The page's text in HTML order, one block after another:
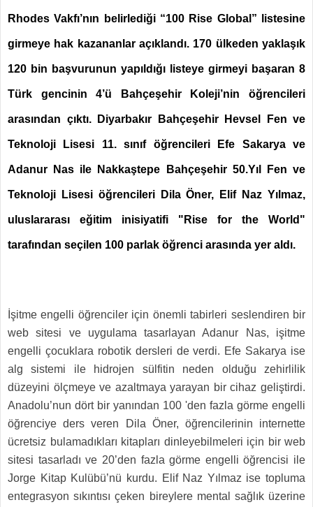
Rhodes Vakfı’nın belirlediği “100 Rise Global” listesine
girmeye hak kazananlar açıklandı. 170 ülkeden yaklaşık
120 bin başvurunun yapıldığı listeye girmeyi başaran 8
Türk gencinin 4’ü Bahçeşehir Koleji’nin öğrencileri
arasından çıktı. Diyarbakır Bahçeşehir Hevsel Fen ve
Teknoloji Lisesi 11. sınıf öğrencileri Efe Sakarya ve
Adanur Nas ile Nakkaştepe Bahçeşehir 50.Yıl Fen ve
Teknoloji Lisesi öğrencileri Dila Öner, Elif Naz Yılmaz,
uluslararası eğitim inisiyatifi "Rise for the World"
tarafından seçilen 100 parlak öğrenci arasında yer aldı.
İşitme engelli öğrenciler için önemli tabirleri seslendiren bir
web sitesi ve uygulama tasarlayan Adanur Nas, işitme
engelli çocuklara robotik dersleri de verdi. Efe Sakarya ise
alg sistemi ile hidrojen sülfitin neden olduğu zehirlilik
düzeyini ölçmeye ve azaltmaya yarayan bir cihaz geliştirdi.
Anadolu’nun dört bir yanından 100 'den fazla görme engelli
öğrenciye ders veren Dila Öner, öğrencilerinin internette
ücretsiz bulamadıkları kitapları dinleyebilmeleri için bir web
sitesi tasarladı ve 20’den fazla görme engelli öğrencisi ile
Jorge Kitap Kulübü’nü kurdu. Elif Naz Yılmaz ise topluma
entegrasyon sıkıntısı çeken bireylere mental sağlık üzerine